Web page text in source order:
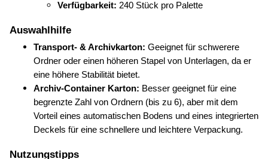
Verfügbarkeit: 240 Stück pro Palette
Auswahlhilfe
Transport- & Archivkarton: Geeignet für schwerere
Ordner oder einen höheren Stapel von Unterlagen, da er
eine höhere Stabilität bietet.
Archiv-Container Karton: Besser geeignet für eine
begrenzte Zahl von Ordnern (bis zu 6), aber mit dem
Vorteil eines automatischen Bodens und eines integrierten
Deckels für eine schnellere und leichtere Verpackung.
Nutzungstipps